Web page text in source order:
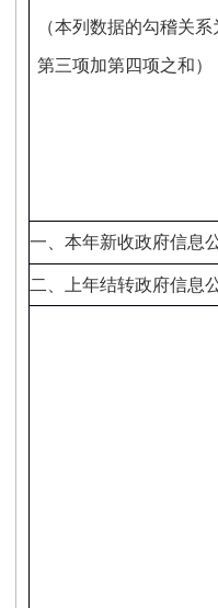
（本列数据的勾稽关
第三项加第四项之和）
一、本年新收政府信息
二、上年结转政府信息